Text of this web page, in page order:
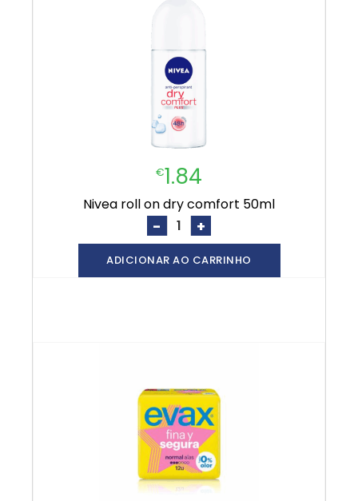
€1.84
nivea roll on dry comfort 50ml
- +
ADICIONAR AO CARRINHO